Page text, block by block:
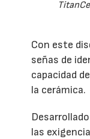
Con este
señas de
capacidad
la cerámica.
las